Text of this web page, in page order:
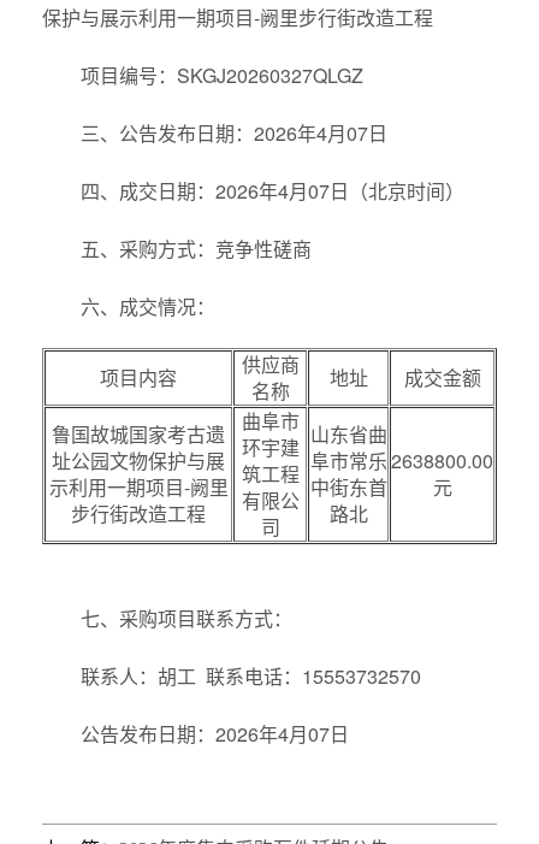
保护与展示利用一期项目-阙里步行街改造工程
项目编号：SKGJ20260327QLGZ
三、公告发布日期：2026年4月07日
四、成交日期：2026年4月07日（北京时间）
五、采购方式：竞争性磋商
六、成交情况：
项目内容
供应商
名称
地址 成交金额
鲁国故城国家考古遗
址公园文物保护与展
示利用一期项目-阙里
步行街改造工程
曲阜市
环宇建
筑工程
有限公
司
山东省曲
阜市常乐
中街东首
路北
2638800.00
元
七、采购项目联系方式：
联系人：胡工 联系电话：15553732570
公告发布日期：2026年4月07日